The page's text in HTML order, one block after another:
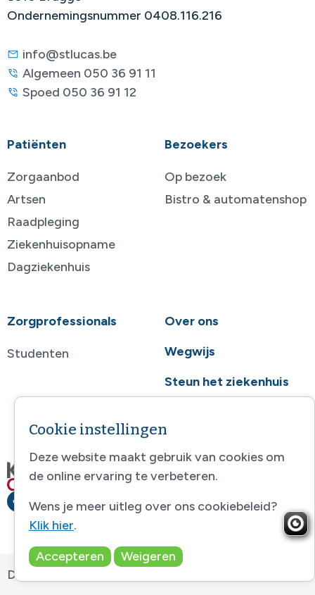
Ondernemingsnummer 0408.116.216
info@stlucas.be
Algemeen 050 36 91 11
Spoed 050 36 91 12
Patiënten
Zorgaanbod
Artsen
Raadpleging
Ziekenhuisopname
Dagziekenhuis
Bezoekers
Op bezoek
Bistro & automatenshop
Zorgprofessionals
Studenten
Over ons
Wegwijs
Steun het ziekenhuis
Disclaimer
Cookie instellingen
Deze website maakt gebruik van cookies om
de online ervaring te verbeteren.
Wens je meer uitleg over ons cookiebeleid?
Klik hier.
Accepteren
Weigeren